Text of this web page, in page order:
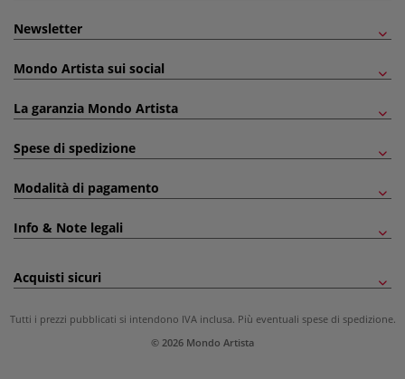
Newsletter
Mondo Artista sui social
La garanzia Mondo Artista
Spese di spedizione
Modalità di pagamento
Info & Note legali
Acquisti sicuri
Tutti i prezzi pubblicati si intendono IVA inclusa. Più eventuali spese di spedizione.
© 2026 Mondo Artista